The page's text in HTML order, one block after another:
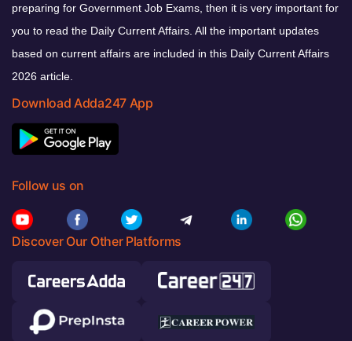
preparing for Government Job Exams, then it is very important for
you to read the Daily Current Affairs. All the important updates
based on current affairs are included in this Daily Current Affairs
2026 article.
Download Adda247 App
Follow us on
Discover Our Other Platforms